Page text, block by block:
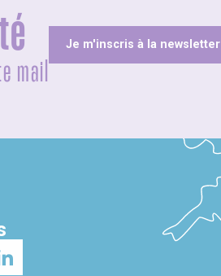
mail
Je m'inscris à la newsletter